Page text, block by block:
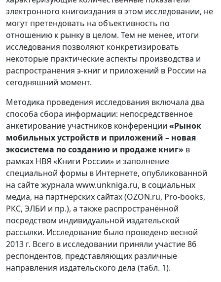
электронного книгоиздания в этом исследовании, не
могут претендовать на объективность по
отношению к рынку в целом. Тем не менее, итоги
исследования позволяют конкретизировать
некоторые практические аспекты производства и
распространения э-книг и приложений в России на
сегодняшний момент.
Методика проведения исследования включала два
способа сбора информации: непосредственное
анкетирование участников конференции «Рынок
мобильныхустройств и приложений – новая
экосистема по созданию и продаже книг» в
рамках НВЯ «Книги России» и заполнение
специальной формы в Интернете, опубликованной
на сайте журнала www.unkniga.ru, в социальных
медиа, на партнёрских сайтах (OZON.ru, Pro-books,
РКС, ЭЛБИ и пр.), а также распространённой
посредством индивидуальной издательской
рассылки. Исследование было проведено весной
2013 г. Всего в исследовании приняли участие 86
респондентов, представляющих различные
направления издательского дела (табл. 1).